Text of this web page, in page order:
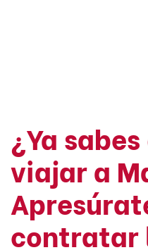
¿Ya
viajar a
contratar